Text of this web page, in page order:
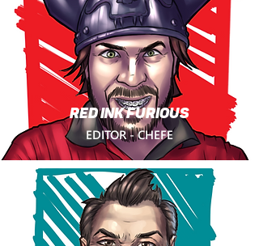
RED INK FURIOUS
EDITOR - CHEFE